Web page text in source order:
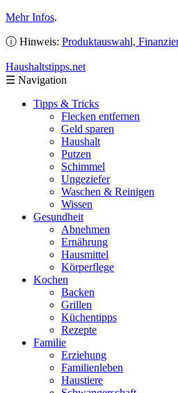
Mehr Infos.
ⓘ Hinweis: Produktauswahl,
Haushaltstipps.net
☰ Navigation
Tipps & Tricks
Flecken entfernen
Geld sparen
Haushalt
Putzen
Schimmel
Ungeziefer
Waschen & Reinigen
Wissen
Gesundheit
Abnehmen
Ernährung
Hausmittel
Körperflege
Kochen
Backen
Grillen
Küchentipps
Rezepte
Familie
Erziehung
Familienleben
Haustiere